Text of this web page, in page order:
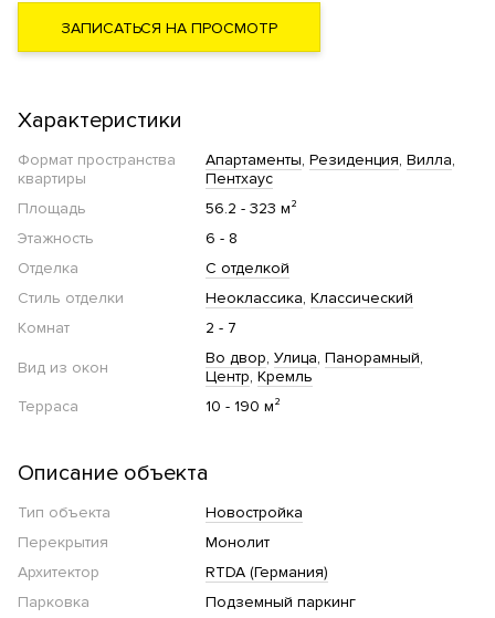
ЗАПИСАТЬСЯ НА ПРОСМОТР
Характеристики
Формат пространства
квартиры
Апартаменты Резиденция Вилла
Пентхаус
Площадь
56.2 - 323 м²
Этажность
6 - 8
Отделка
С отделкой
Стиль отделки
Неоклассика Классический
Комнат
2 - 7
Вид из окон Во двор Улица Панорамный
Центр Кремль
Терраса
10 - 190 м²
Описание объекта
Тип объекта
Новостройка
Перекрытия
Монолит
Архитектор
RTDA (Германия)
Парковка
Подземный паркинг